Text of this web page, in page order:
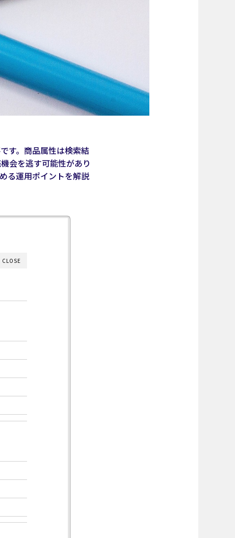
す。商品属性は検索結
会を逃す可能性があり
る運用ポイントを解説
CLOSE